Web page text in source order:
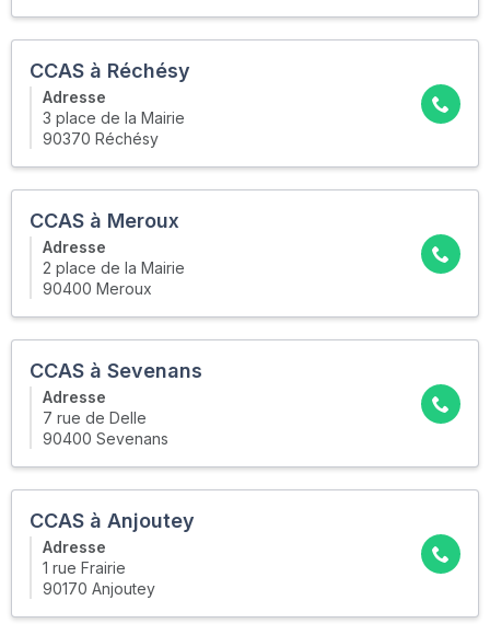
CCAS à Réchésy
Adresse
3 place de la Mairie
90370 Réchésy
CCAS à Meroux
Adresse
2 place de la Mairie
90400 Meroux
CCAS à Sevenans
Adresse
7 rue de Delle
90400 Sevenans
CCAS à Anjoutey
Adresse
1 rue Frairie
90170 Anjoutey